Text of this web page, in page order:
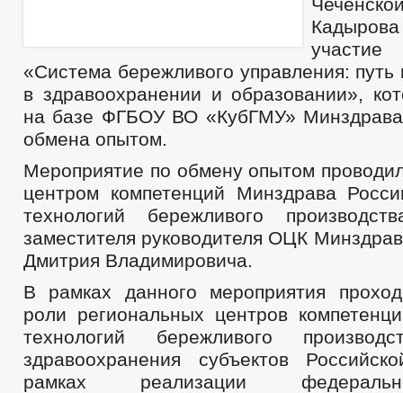
участие
«Система бережливого управления: путь
в здравоохранении и образовании»,
на базе ФГБОУ ВО «КубГМУ»
обмена опытом.
Мероприятие по обмену опытом
центром компетенций Минздрава
технологий бережливого
заместителя руководителя ОЦК
Дмитрия Владимировича.
В рамках данного мероприятия
роли региональных центров
технологий бережливого
здравоохранения субъектов
рамках реализации